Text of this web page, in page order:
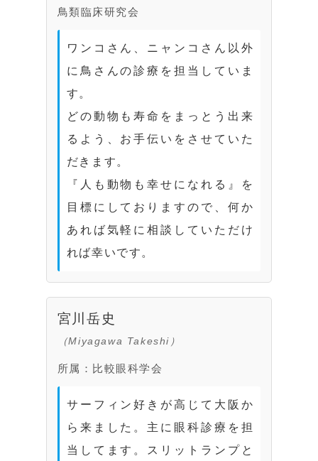
鳥類臨床研究会
ワンコさん、ニャンコさん以外
に鳥さんの診療を担当していま
す。
どの動物も寿命をまっとう出来
るよう、お手伝いをさせていた
だきます。
『人も動物も幸せになれる』を
目標にしておりますので、何か
あれば気軽に相談していただけ
れば幸いです。
宮川岳史
（Miyagawa Takeshi）
所属：比較眼科学会
サーフィン好きが高じて大阪か
ら来ました。主に眼科診療を担
当してます。スリットランプと